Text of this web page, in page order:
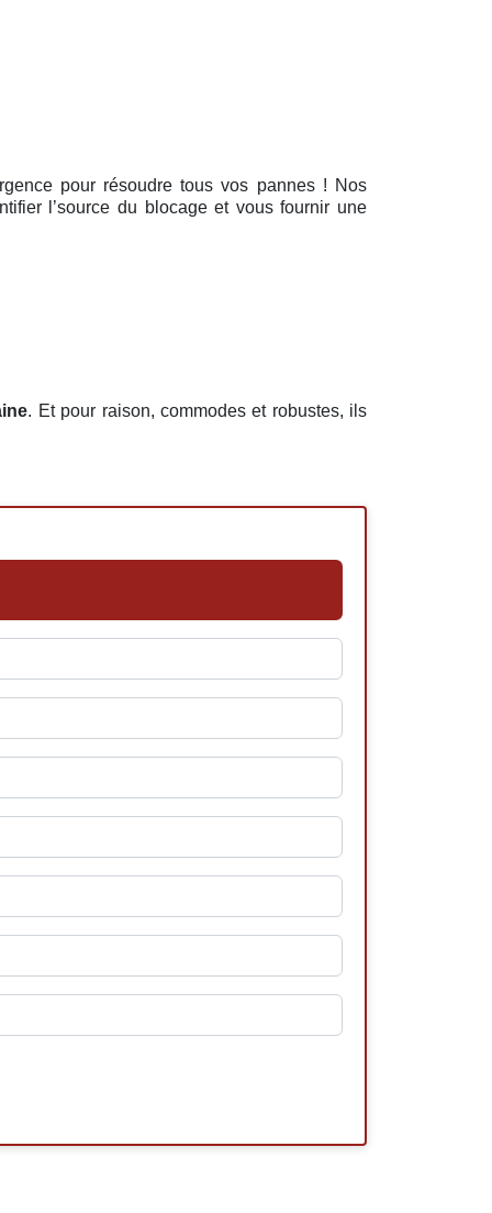
pour résoudre tous vos pannes ! Nos
l’source du blocage et vous fournir une
. Et pour raison, commodes et robustes, ils